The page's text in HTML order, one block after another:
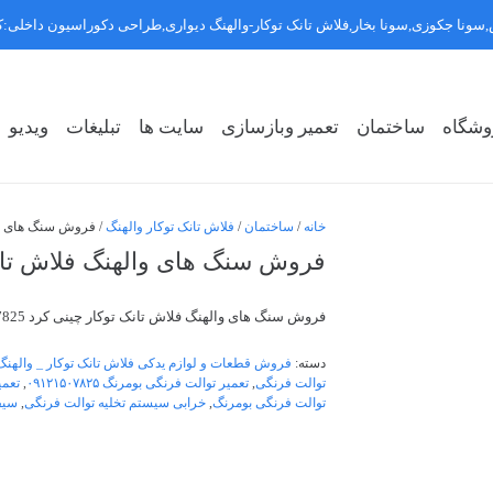
ساختمان تعمیر وبازسازی سایت ها تبلیغات ویدیو
خانه / ساختمان/ فلاش تانک توکار والهنگ/ فروش سنگ های
فروش سنگ های والهنگ فلاش تانک
فروش سنگ های والهنگ فلاش تانک توکار چینی کرد 09121507825
دسته: فروش قطعات و لوازم یدکی فلاش تانک توکار _
توالت فرنگی, تعمیر توالت فرنگی بومرنگ ۰۹۱۲۱۵۰۷۸۲۵ ,
توالت فرنگی بومرنگ, خرابی سیستم تخلیه توالت فرنگی,
جکوزی,سونا بخار,فلاش تانک توکار-والهنگ دیواری,طراحی دکوراسیون